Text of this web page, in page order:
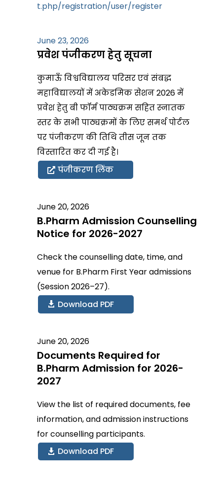
t.php/registration/user/register
June 23, 2026
प्रवेश पंजीकरण हेतु सूचना
कुमाऊँ विश्वविद्यालय परिसर एवं संबद्ध
महाविद्यालयों में अकेडमिक सेशन 2026 में
प्रवेश हेतु बी फॉर्म पाठ्यक्रम सहित स्नातक
स्तर के सभी पाठ्यक्रमों के लिए समर्थ पोर्टल
पर पंजीकरण की तिथि तीस जून तक
विस्तारित कर दी गई है।
पंजीकरण लिंक
June 20, 2026
B.Pharm Admission Counselling
Notice for 2026-2027
Check the counselling date, time, and
venue for B.Pharm First Year admissions
(Session 2026–27).
Download PDF
June 20, 2026
Documents Required for
B.Pharm Admission for 2026-
2027
View the list of required documents, fee
information, and admission instructions
for counselling participants.
Download PDF